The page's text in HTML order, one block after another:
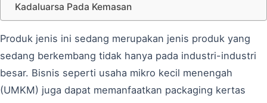
Kadaluarsa Pada Kemasan
Produk jenis ini sedang merupakan jenis produk yang
sedang berkembang tidak hanya pada industri-industri
besar. Bisnis seperti usaha mikro kecil menengah
(UMKM) juga dapat memanfaatkan packaging kertas